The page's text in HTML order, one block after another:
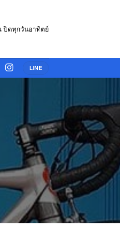
ปิดทุกวันอาทิตย์
LINE